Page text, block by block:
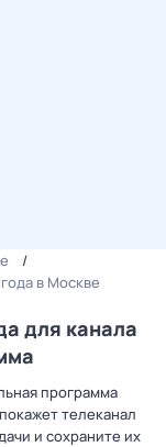
в Москве
для канала
программа
телеканал
и сохраните их